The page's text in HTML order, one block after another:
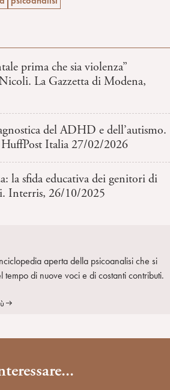
prima che sia violenza”
La Gazzetta di Modena,
del ADHD e dell’autismo.
HuffPost Italia 27/02/2026
la sfida educativa dei genitori di
Interris, 26/10/2025
aperta della psicoanalisi che si
tempo di nuove voci e di costanti contributi.